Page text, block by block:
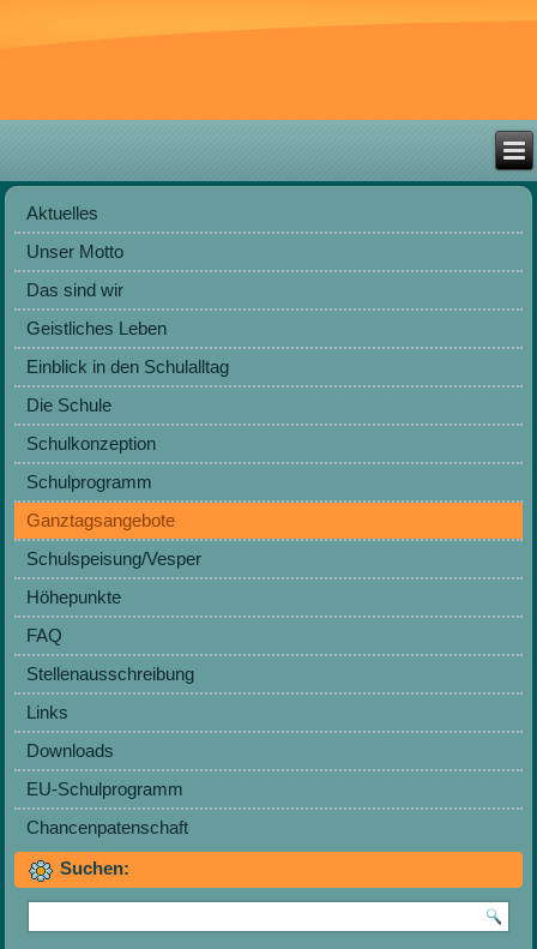
Aktuelles
Unser Motto
Das sind wir
Geistliches Leben
Einblick in den Schulalltag
Die Schule
Schulkonzeption
Schulprogramm
Ganztagsangebote
Schulspeisung/Vesper
Höhepunkte
FAQ
Stellenausschreibung
Links
Downloads
EU-Schulprogramm
Chancenpatenschaft
Suchen: